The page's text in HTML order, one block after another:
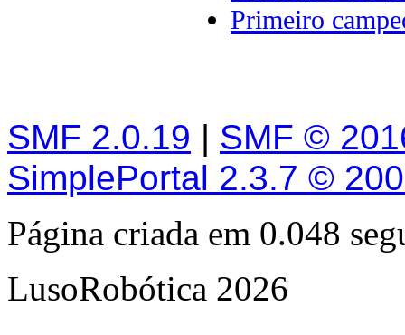
Primeiro
SMF 2.0.19 | SMF ©
SimplePortal 2.3.7 ©
Página criada em 0.048
LusoRobótica 2026